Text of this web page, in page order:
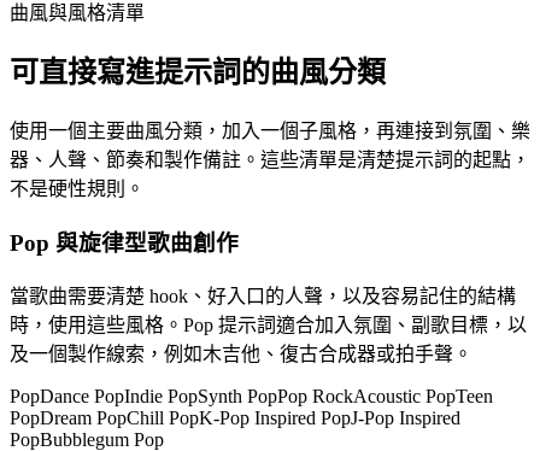
曲風與風格清單
可直接寫進提示詞的曲風分類
使用一個主要曲風分類，加入一個子風格，再連接到氛圍、樂
器、人聲、節奏和製作備註。這些清單是清楚提示詞的起點，
不是硬性規則。
Pop 與旋律型歌曲創作
當歌曲需要清楚 hook、好入口的人聲，以及容易記住的結構
時，使用這些風格。Pop 提示詞適合加入氛圍、副歌目標，以
及一個製作線索，例如木吉他、復古合成器或拍手聲。
PopDance PopIndie PopSynth PopPop RockAcoustic PopTeen
PopDream PopChill PopK-Pop Inspired PopJ-Pop Inspired
PopBubblegum Pop